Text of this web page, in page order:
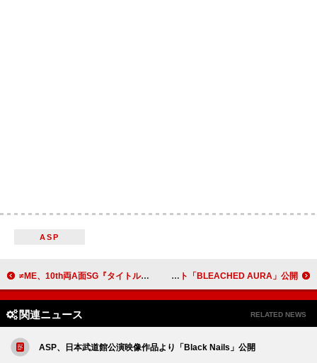
ASP
≠ME、10th両A面SG『タイトル未定/神様の言うとーり！』4/30発売決定 LE SSERAFIM、輝く“情熱”を表現したコンセプトフォト「BLEACHED AURA」公開
関連ニュース RELATED NEWS
ASP、日本武道館公演映像作品より「Black Nails」公開